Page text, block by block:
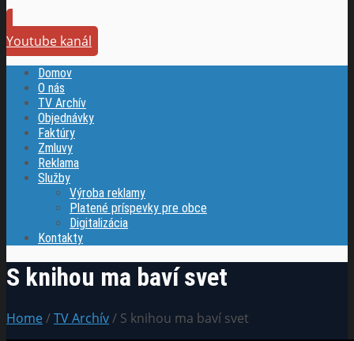
Youtube kanál
Domov
O nás
TV Archív
Objednávky
Faktúry
Zmluvy
Reklama
Služby
Výroba reklamy
Platené príspevky pre obce
Digitalizácia
Kontakty
S knihou ma baví svet
Home/TV Archív/ S knihou ma baví svet